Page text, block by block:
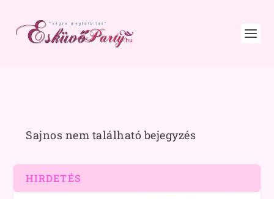
Sajnos nem található bejegyzés
HIRDETÉS